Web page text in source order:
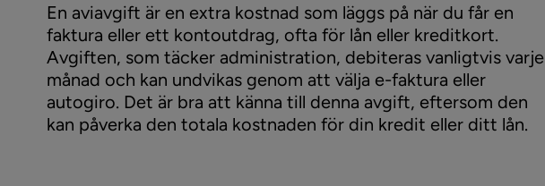
En aviavgift är en extra kostnad som läggs på när du får en
faktura eller ett kontoutdrag, ofta för lån eller kreditkort.
Avgiften, som täcker administration, debiteras vanligtvis varje
månad och kan undvikas genom att välja e-faktura eller
autogiro. Det är bra att känna till denna avgift, eftersom den
kan påverka den totala kostnaden för din kredit eller ditt lån.